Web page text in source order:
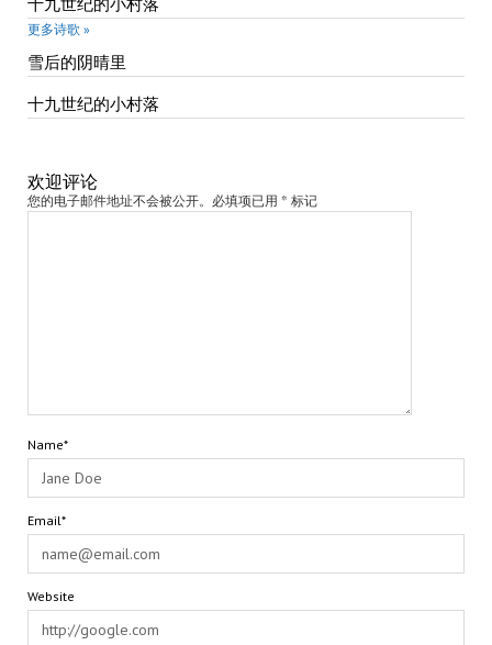
更多诗歌 »
雪后的阴晴里
十九世纪的小村落
欢迎评论
您的电子邮件地址不会被公开。必填项已用 * 标记
Name*
Email*
Website